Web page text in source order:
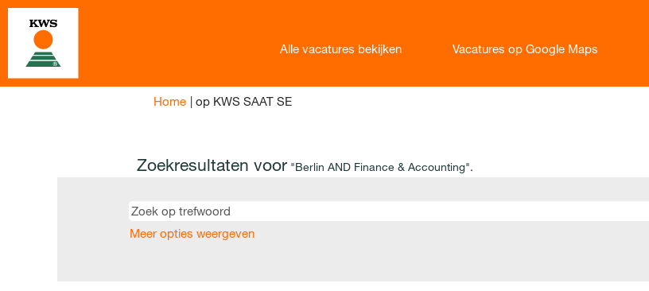
Alle vacatures bekijken Vacatures op Google Maps
Home | op KWS SAAT SE(huidige
Zoekresultaten voor "Berlin AND Finance & Accounting".
Meer opties weergeven